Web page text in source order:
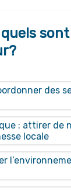
des
: attirer de
locale